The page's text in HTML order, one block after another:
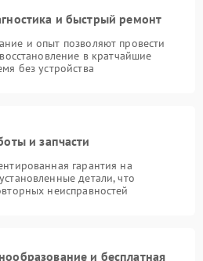
и быстрый ремонт
и опыт позволяют провести
в кратчайшие
без устройства
и запчасти
гарантия на
детали, что
неисправностей
и бесплатная